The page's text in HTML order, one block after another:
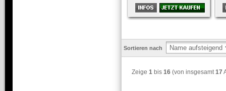
Sortieren nach
Zeige 1 bis 16 (von insgesamt17